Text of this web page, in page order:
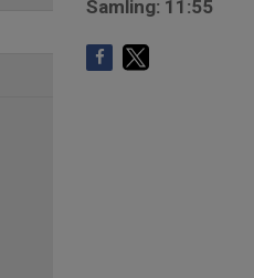
Samling: 11:55